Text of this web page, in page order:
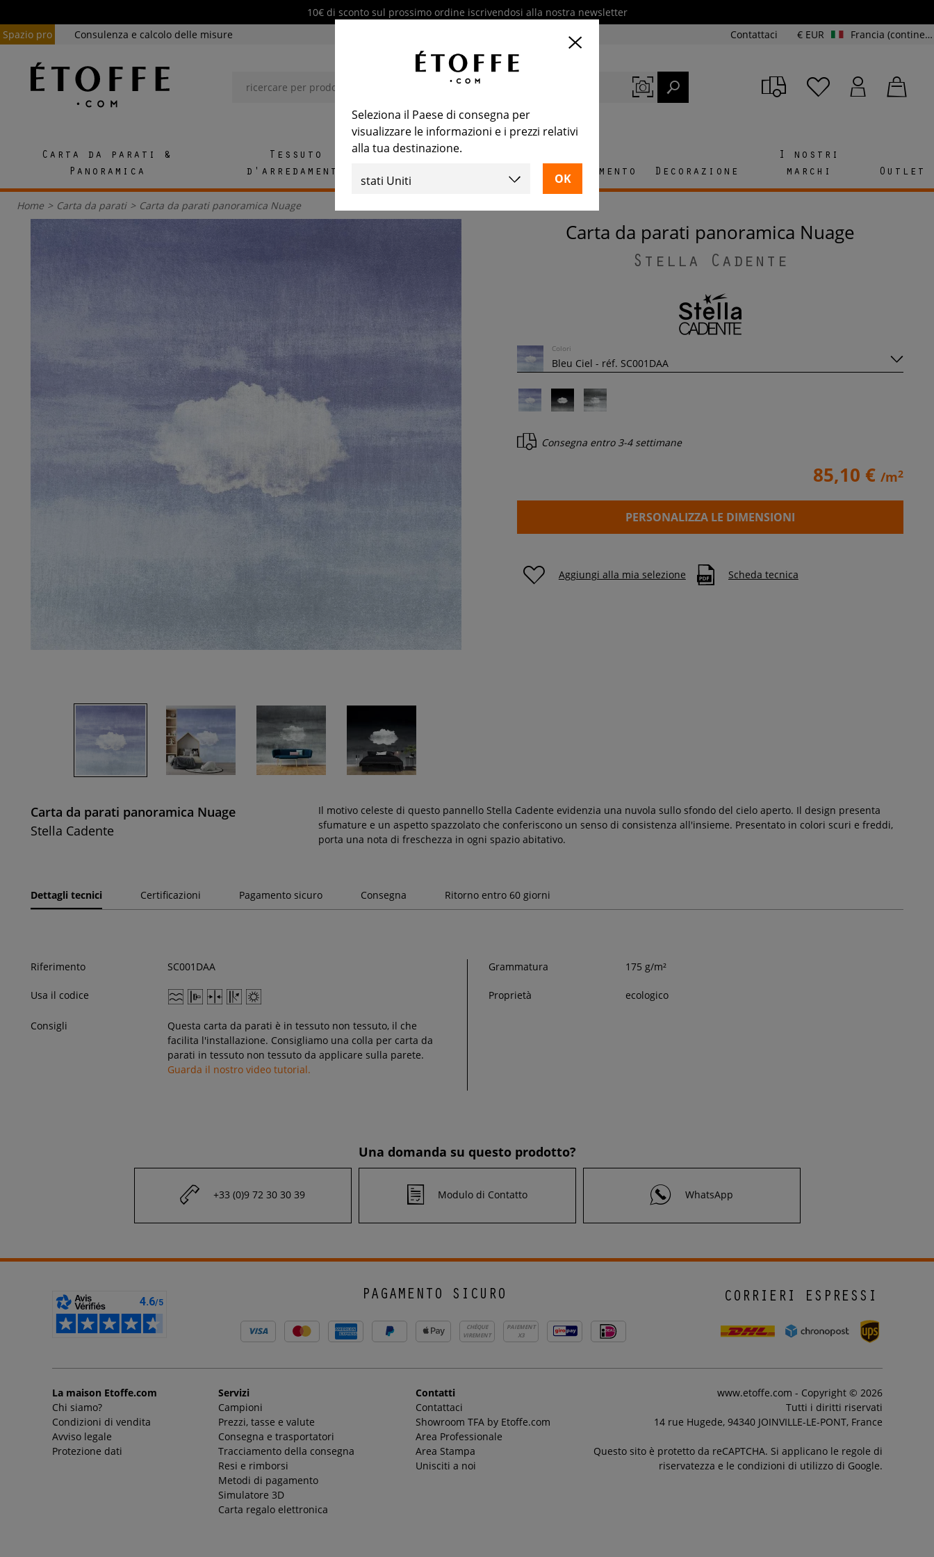
10€ di sconto sul prossimo ordine iscrivendosi alla nostra newsletter
Spazio pro
Consulenza e calcolo delle misure Contattaci € EUR Francia (continente e Corsica)
Carta da parati &
Panoramica
Tessuto
d'arredamento
Arredamento Decorazione
I nostri
marchi
Outlet
Home > Carta da parati > Carta da parati panoramica Nuage
Carta da parati panoramica Nuage
Stella Cadente
Colori
Consegna entro 3-4 settimane
85,10 € /m2
PERSONALIZZA LE DIMENSIONI
Aggiungi alla mia selezione Scheda tecnica
Carta da parati panoramica Nuage
Stella Cadente
Il motivo celeste di questo pannello Stella Cadente evidenzia una nuvola sullo sfondo del cielo aperto. Il design presenta
sfumature e un aspetto spazzolato che conferiscono un senso di consistenza all'insieme. Presentato in colori scuri e freddi,
porta una nota di freschezza in ogni spazio abitativo.
Dettagli tecnici Certificazioni Pagamento sicuro Consegna Ritorno entro 60 giorni
Riferimento SC001DAA
Usa il codice
Consigli
Questa carta da parati è in tessuto non tessuto, il che
facilita l'installazione. Consigliamo una colla per carta da
parati in tessuto non tessuto da applicare sulla parete.
Guarda il nostro video tutorial.
Grammatura 175 g/m²
Proprietà ecologico
Una domanda su questo prodotto?
+33 (0)9 72 30 30 39 Modulo di Contatto WhatsApp
PAGAMENTO SICURO
CHÈQUE
VIREMENT
PAIEMENT
X3
CORRIERI ESPRESSI
La maison Etoffe.com
Chi siamo?
Condizioni di vendita
Avviso legale
Protezione dati
Servizi
Campioni
Prezzi, tasse e valute
Consegna e trasportatori
Tracciamento della consegna
Resi e rimborsi
Metodi di pagamento
Simulatore 3D
Carta regalo elettronica
Contatti
Contattaci
Showroom TFA by Etoffe.com
Area Professionale
Area Stampa
Unisciti a noi
www.etoffe.com - Copyright © 2026
Tutti i diritti riservati
14 rue Hugede, 94340 JOINVILLE-LE-PONT, France
Questo sito è protetto da reCAPTCHA. Si applicano le regole di
riservatezza e le condizioni di utilizzo di Google.
Seleziona il Paese di consegna per
visualizzare le informazioni e i prezzi relativi
alla tua destinazione.